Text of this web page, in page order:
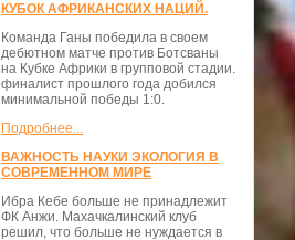
КУБОК АФРИКАНСКИХ НАЦИЙ.
Команда Ганы победила в своем
дебютном матче против Ботсваны
на Кубке Африки в групповой стадии.
финалист прошлого года добился
минимальной победы 1:0.
Подробнее...
ВАЖНОСТЬ НАУКИ ЭКОЛОГИЯ В
СОВРЕМЕННОМ МИРЕ
Ибра Кебе больше не принадлежит
ФК Анжи. Махачкалинский клуб
решил, что больше не нуждается в